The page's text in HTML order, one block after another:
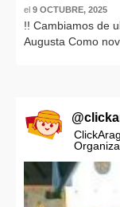
el 9 OCTUBRE, 2025
!! Cambiamos de
Augusta Como
@